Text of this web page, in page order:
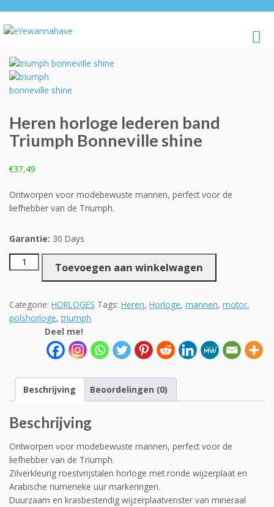
Heren horloge lederen band
Triumph Bonneville shine
€37,49
Ontworpen voor modebewuste mannen, perfect voor de
liefhebber van de Triumph.
Garantie: 30 Days
Heren
horloge
band
Triumph
Bonneville
Toevoegen aan winkelwagen
Categorie: HORLOGES Tags: Heren, Horloge, mannen, motor,
polshorloge,triumph
Deel me!
Beschrijving Beoordelingen (0)
Beschrijving
Ontworpen voor modebewuste mannen, perfect voor de
liefhebber van de Triumph.
Zilverkleurig roestvrijstalen horloge met ronde wijzerplaat en
Arabische numerieke uur markeringen.
Duurzaam en krasbestendig wijzerplaatvenster van mineraal